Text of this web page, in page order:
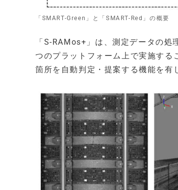
「SMART-Green」と「SMART-Red」の概要
「S-RAMos+」は、測定データの
つのプラットフォーム上で実施する
箇所を自動判定・提案する機能を有